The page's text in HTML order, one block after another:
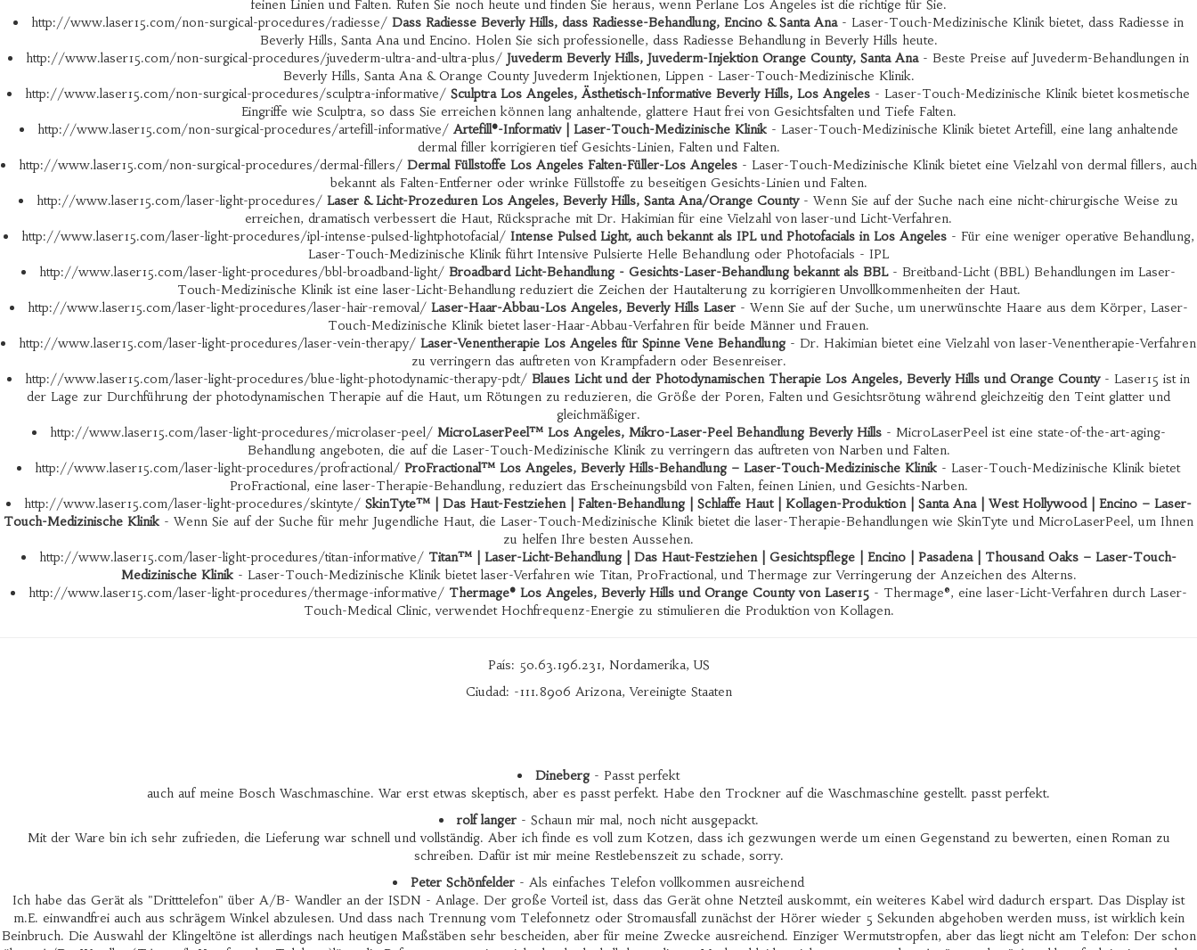
feinen Linien und Falten. Rufen Sie noch heute und finden Sie heraus, wenn Perlane Los Angeles ist die richtige für Sie.
http://www.laser15.com/non-surgical-procedures/radiesse/ Dass Radiesse Beverly Hills, dass Radiesse-Behandlung, Encino & Santa Ana- Laser-Touch-Medizinische Klinik bietet, dass Radiesse in
Beverly Hills, Santa Ana und Encino. Holen Sie sich professionelle, dass Radiesse Behandlung in Beverly Hills heute.
http://www.laser15.com/non-surgical-procedures/juvederm-ultra-and-ultra-plus/ Juvederm Beverly Hills, Juvederm-Injektion Orange County, Santa Ana- Beste Preise auf Juvederm-Behandlungen in
Beverly Hills, Santa Ana & Orange County Juvederm Injektionen, Lippen - Laser-Touch-Medizinische Klinik.
http://www.laser15.com/non-surgical-procedures/sculptra-informative/ Sculptra Los Angeles, Ästhetisch-Informative Beverly Hills, Los Angeles - Laser-Touch-Medizinische Klinik bietet kosmetische
Eingriffe wie Sculptra, so dass Sie erreichen können lang anhaltende, glattere Haut frei von Gesichtsfalten und Tiefe Falten.
http://www.laser15.com/non-surgical-procedures/artefill-informative/ Artefill®-Informativ | Laser-Touch-Medizinische Klinik- Laser-Touch-Medizinische Klinik bietet Artefill, eine lang anhaltende
dermal filler korrigieren tief Gesichts-Linien, Falten und Falten.
http://www.laser15.com/non-surgical-procedures/dermal-fillers/ Dermal Füllstoffe Los Angeles Falten-Füller-Los Angeles- Laser-Touch-Medizinische Klinik bietet eine Vielzahl von dermal fillers, auch
bekannt als Falten-Entferner oder wrinke Füllstoffe zu beseitigen Gesichts-Linien und Falten.
http://www.laser15.com/laser-light-procedures/ Laser & Licht-Prozeduren Los Angeles, Beverly Hills, Santa Ana/Orange County- Wenn Sie auf der Suche nach eine nicht-chirurgische Weise zu
erreichen, dramatisch verbessert die Haut, Rücksprache mit Dr. Hakimian für eine Vielzahl von laser-und Licht-Verfahren.
http://www.laser15.com/laser-light-procedures/ipl-intense-pulsed-lightphotofacial/ Intense Pulsed Light, auch bekannt als IPL und Photofacials in Los Angeles- Für eine weniger operative Behandlung,
Laser-Touch-Medizinische Klinik führt Intensive Pulsierte Helle Behandlung oder Photofacials - IPL
http://www.laser15.com/laser-light-procedures/bbl-broadband-light/ Broadbard Licht-Behandlung - Gesichts-Laser-Behandlung bekannt als BBL- Breitband-Licht (BBL) Behandlungen im Laser-
Touch-Medizinische Klinik ist eine laser-Licht-Behandlung reduziert die Zeichen der Hautalterung zu korrigieren Unvollkommenheiten der Haut.
http://www.laser15.com/laser-light-procedures/laser-hair-removal/ Laser-Haar-Abbau-Los Angeles, Beverly Hills Laser- Wenn Sie auf der Suche, um unerwünschte Haare aus dem Körper, Laser-
Touch-Medizinische Klinik bietet laser-Haar-Abbau-Verfahren für beide Männer und Frauen.
http://www.laser15.com/laser-light-procedures/laser-vein-therapy/ Laser-Venentherapie Los Angeles für Spinne Vene Behandlung - Dr. Hakimian bietet eine Vielzahl von laser-Venentherapie-Verfahren
zu verringern das auftreten von Krampfadern oder Besenreiser.
http://www.laser15.com/laser-light-procedures/blue-light-photodynamic-therapy-pdt/ Blaues Licht und der Photodynamischen Therapie Los Angeles, Beverly Hills und Orange County- Laser15 ist in
der Lage zur Durchführung der photodynamischen Therapie auf die Haut, um Rötungen zu reduzieren, die Größe der Poren, Falten und Gesichtsrötung während gleichzeitig den Teint glatter und
gleichmäßiger.
http://www.laser15.com/laser-light-procedures/microlaser-peel/ MicroLaserPeel™ Los Angeles, Mikro-Laser-Peel Behandlung Beverly Hills- MicroLaserPeel ist eine state-of-the-art-aging-
Behandlung angeboten, die auf die Laser-Touch-Medizinische Klinik zu verringern das auftreten von Narben und Falten.
http://www.laser15.com/laser-light-procedures/profractional/ ProFractional™ Los Angeles, Beverly Hills-Behandlung – Laser-Touch-Medizinische Klinik - Laser-Touch-Medizinische Klinik bietet
ProFractional, eine laser-Therapie-Behandlung, reduziert das Erscheinungsbild von Falten, feinen Linien, und Gesichts-Narben.
http://www.laser15.com/laser-light-procedures/skintyte/ SkinTyte™ | Das Haut-Festziehen | Falten-Behandlung | Schlaffe Haut | Kollagen-Produktion | Santa Ana | West Hollywood | Encino – Laser-
Touch-Medizinische Klinik - Wenn Sie auf der Suche für mehr Jugendliche Haut, die Laser-Touch-Medizinische Klinik bietet die laser-Therapie-Behandlungen wie SkinTyte und MicroLaserPeel, um Ihnen
zu helfen Ihre besten Aussehen.
http://www.laser15.com/laser-light-procedures/titan-informative/ Titan™ | Laser-Licht-Behandlung | Das Haut-Festziehen | Gesichtspflege | Encino | Pasadena | Thousand Oaks – Laser-Touch-
Medizinische Klinik- Laser-Touch-Medizinische Klinik bietet laser-Verfahren wie Titan, ProFractional, und Thermage zur Verringerung der Anzeichen des Alterns.
http://www.laser15.com/laser-light-procedures/thermage-informative/ Thermage® Los Angeles, Beverly Hills und Orange County von Laser15- Thermage®, eine laser-Licht-Verfahren durch Laser-
Touch-Medical Clinic, verwendet Hochfrequenz-Energie zu stimulieren die Produktion von Kollagen.
País: 50.63.196.231, Nordamerika, US
Ciudad: -111.8906 Arizona, Vereinigte Staaten
Dineberg - Passt perfekt
auch auf meine Bosch Waschmaschine. War erst etwas skeptisch, aber es passt perfekt. Habe den Trockner auf die Waschmaschine gestellt. passt perfekt.
rolf langer- Schaun mir mal, noch nicht ausgepackt.
Mit der Ware bin ich sehr zufrieden, die Lieferung war schnell und vollständig. Aber ich finde es voll zum Kotzen, dass ich gezwungen werde um einen Gegenstand zu bewerten, einen Roman zu
schreiben. Dafür ist mir meine Restlebenszeit zu schade, sorry.
Peter Schönfelder - Als einfaches Telefon vollkommen ausreichend
Ich habe das Gerät als "Dritttelefon" über A/B- Wandler an der ISDN - Anlage. Der große Vorteil ist, dass das Gerät ohne Netzteil auskommt, ein weiteres Kabel wird dadurch erspart. Das Display ist
m.E. einwandfrei auch aus schrägem Winkel abzulesen. Und dass nach Trennung vom Telefonnetz oder Stromausfall zunächst der Hörer wieder 5 Sekunden abgehoben werden muss, ist wirklich kein
Beinbruch. Die Auswahl der Klingeltöne ist allerdings nach heutigen Maßstäben sehr bescheiden, aber für meine Zwecke ausreichend. Einziger Wermutstropfen, aber das liegt nicht am Telefon: Der schon